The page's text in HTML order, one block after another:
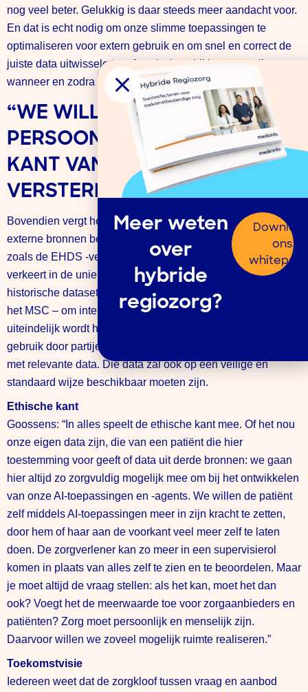
nog veel beter. Gelukkig is daar steeds meer aandacht voor.
En dat is echt nodig om onze slimme toepassingen te
optimaliseren voor extern gebruik en om snel en correct de
juiste data uitwisselen – of straks beschikbaar te stellen –
wanneer en zodra een zorgverlener die nodig heeft.”
“WE WILLEN DE
PERSOONLIJKE, MENSELIJKE
KANT VAN ZORG
VERSTERKEN”
Bovendien vergt het beter trainen van data dat die ook van
externe bronnen beschikbaar komt (secundair datagebruik,
zoals de EHDS -verordening moet regelen). Medicinfo
verkeert in de unieke omstandigheid dat het al veel
historische datasets heeft – van triage tot afhandeling van
het MSC – om intern AI-toepassingen op te trainen. Maar
uiteindelijk wordt het ook nodig om AI-toepassingen voor
gebruik door partijen zoals huisartsenpraktijken te trainen
met relevante data. Die data zal ook op een veilige en
standaard wijze beschikbaar moeten zijn.
Ethische kant
Goossens: “In alles speelt de ethische kant mee. Of het nou
onze eigen data zijn, die van een patiënt die hier
toestemming voor geeft of data uit derde bronnen: we gaan
hier altijd zo zorgvuldig mogelijk mee om bij het ontwikkelen
van onze AI-toepassingen en -agents. We willen de patiënt
zelf middels AI-toepassingen meer in zijn kracht te zetten,
door hem of haar aan de voorkant veel meer zelf te laten
doen. De zorgverlener kan zo meer in een supervisierol
komen in plaats van alles zelf te zien en te beoordelen. Maar
je moet altijd de vraag stellen: als het kan, moet het dan
ook? Voegt het de meerwaarde toe voor zorgaanbieders en
patiënten? Zorg moet persoonlijk en menselijk zijn.
Daarvoor willen we zoveel mogelijk ruimte realiseren.”
Toekomstvisie
Iedereen weet dat de zorgkloof tussen vraag en aanbod
Meer weten
over
hybride
regiozorg?
ons